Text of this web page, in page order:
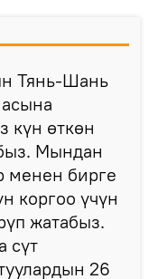
Тянь-Шань
күн өткөн
Мындан
менен бирге
коргоо үчүн
жатабыз.
сүт
26